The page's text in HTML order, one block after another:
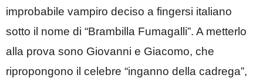
improbabile vampiro deciso a fingersi italiano
sotto il nome di “Brambilla Fumagalli”. A metterlo
alla prova sono Giovanni e Giacomo, che
ripropongono il celebre “inganno della cadrega”,